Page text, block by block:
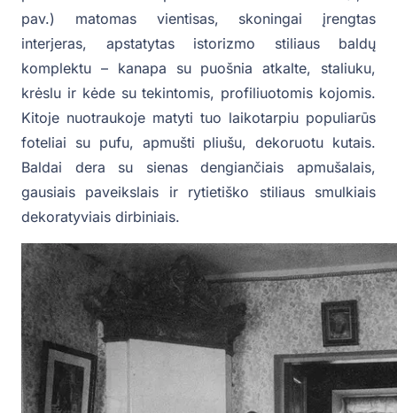
pav.) matomas vientisas, skoningai įrengtas
interjeras, apstatytas istorizmo stiliaus baldų
komplektu – kanapa su puošnia atkalte, staliuku,
krėslu ir kėde su tekintomis, profiliuotomis kojomis.
Kitoje nuotraukoje matyti tuo laikotarpiu populiarūs
foteliai su pufu, apmušti pliušu, dekoruotu kutais.
Baldai dera su sienas dengiančiais apmušalais,
gausiais paveikslais ir rytietiško stiliaus smulkiais
dekoratyviais dirbiniais.